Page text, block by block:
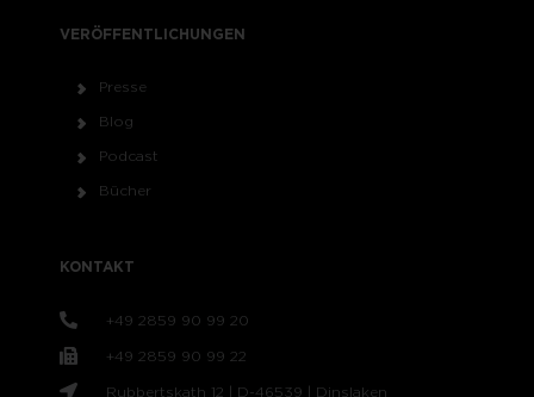
VERÖFFENTLICHUNGEN
Presse
Blog
Podcast
Bücher
KONTAKT
+49 2859 90 99 20
+49 2859 90 99 22
Rubbertskath 12 | D-46539 | Dinslaken